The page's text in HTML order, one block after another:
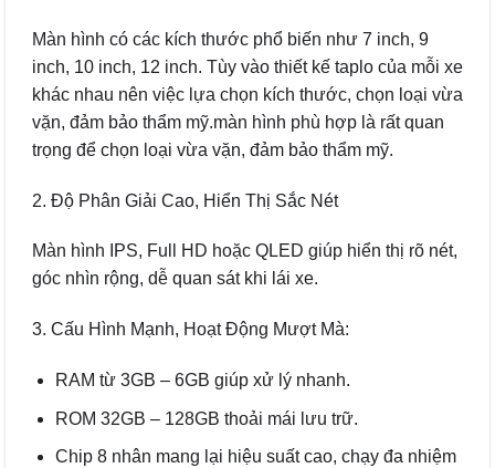
Màn hình có các kích thước phổ biến như 7 inch, 9
inch, 10 inch, 12 inch. Tùy vào thiết kế taplo của mỗi xe
khác nhau nên việc lựa chọn kích thước, chọn loại vừa
vặn, đảm bảo thẩm mỹ.màn hình phù hợp là rất quan
trọng để chọn loại vừa vặn, đảm bảo thẩm mỹ.
2. Độ Phân Giải Cao, Hiển Thị Sắc Nét
Màn hình IPS, Full HD hoặc QLED giúp hiển thị rõ nét,
góc nhìn rộng, dễ quan sát khi lái xe.
3. Cấu Hình Mạnh, Hoạt Động Mượt Mà:
RAM từ 3GB – 6GB giúp xử lý nhanh.
ROM 32GB – 128GB thoải mái lưu trữ.
Chip 8 nhân mang lại hiệu suất cao, chạy đa nhiệm